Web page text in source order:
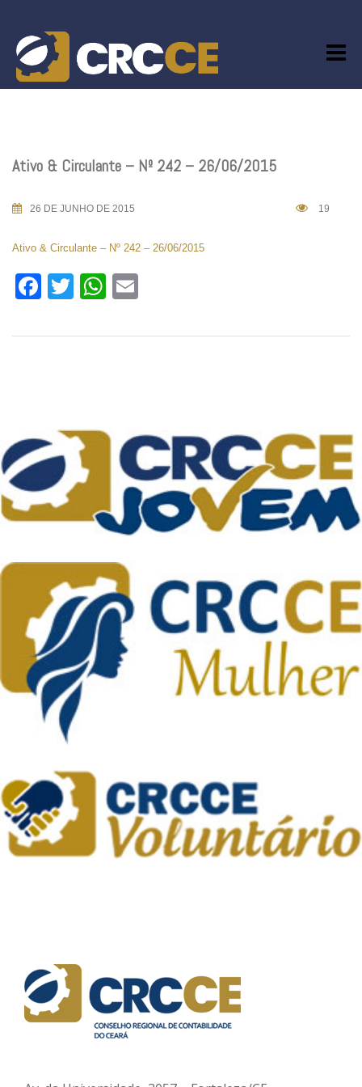
content
Ativo & Circulante – Nº 242 – 26/06/2015
26 DE JUNHO DE 2015 19
Ativo & Circulante – Nº 242 – 26/06/2015
Facebook
TwitterWhatsApp